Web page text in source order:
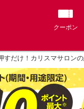
クーポン
すだけ！カリスマサロン